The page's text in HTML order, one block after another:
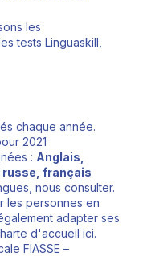
les
tests Linguaskill,
chaque année.
2021
: Anglais,
russe, français
nous consulter.
les personnes en
adapter ses
d'accueil ici.
FIASSE –